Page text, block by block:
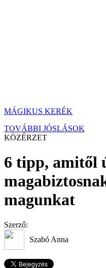
MÁGIKUS KERÉK
TOVÁBBI JÓSLÁSOK
KÖZÉRZET
6 tipp, amitől
magunkat
Szerző:
Szabó Anna